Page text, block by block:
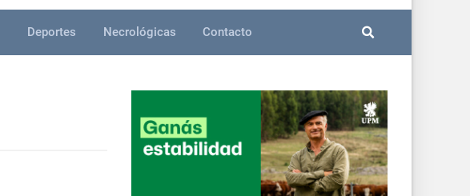
Deportes Necrológicas Contacto